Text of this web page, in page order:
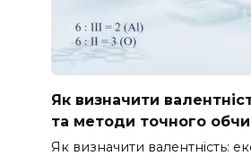
Як визначити
та методи точного
Як визначити валентність: